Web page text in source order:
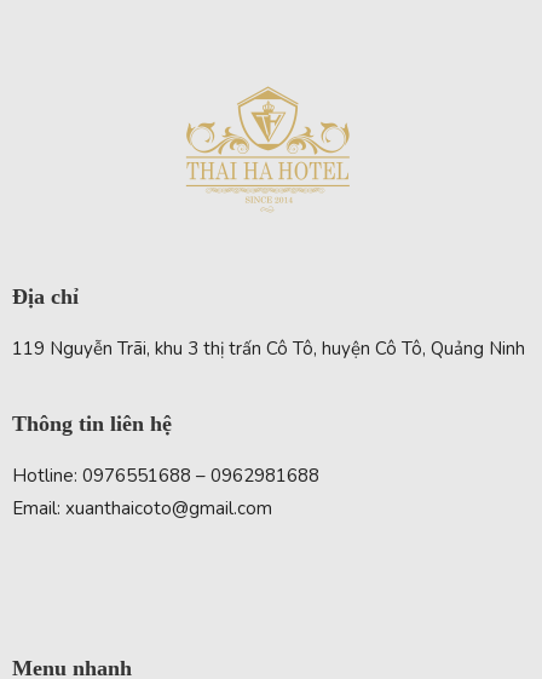
Địa chỉ
119 Nguyễn Trãi, khu 3 thị trấn Cô Tô, huyện Cô Tô, Quảng Ninh
Thông tin liên hệ
Hotline: 0976551688 – 0962981688
Email: xuanthaicoto@gmail.com
Menu nhanh